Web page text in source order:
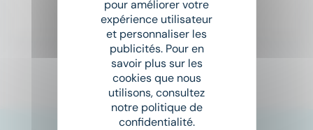
Il y a 3 jours
1
pour améliorer votre
expérience utilisateur
et personnaliser les
publicités. Pour en
savoir plus sur les
cookies que nous
utilisons, consultez
notre politique de
confidentialité.